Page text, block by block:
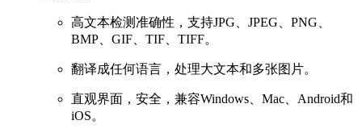
高文本检测准确性，支持JPG、JPEG、PNG、
BMP、GIF、TIF、TIFF。
翻译成任何语言，处理大文本和多张图片。
直观界面，安全，兼容Windows、Mac、Android和
iOS。